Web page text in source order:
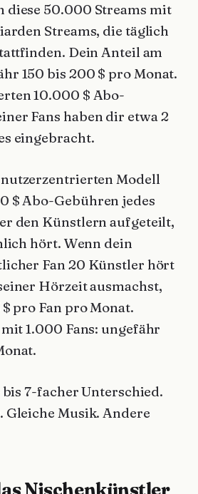
50.000 Streams mit
Streams, die täglich
Dein Anteil am
150 bis 200 $ pro Monat.
10.000 $ Abo-
Fans haben dir etwa 2
eingebracht.
Modell
$ Abo-Gebühren jedes
den Künstlern aufgeteilt,
hört. Wenn dein
Fan 20 Künstler hört
Hörzeit ausmachst,
pro Fan pro Monat.
1.000 Fans: ungefähr
bis 7-facher Unterschied.
Gleiche Musik. Andere